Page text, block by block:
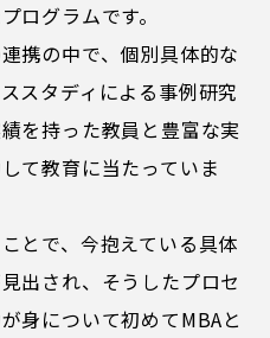
ログラムです。
携の中で、個別具体的な
スタディによる事例研究
を持った教員と豊富な実
て教育に当たっていま
とで、今抱えている具体
出され、そうしたプロセ
身について初めてMBAと